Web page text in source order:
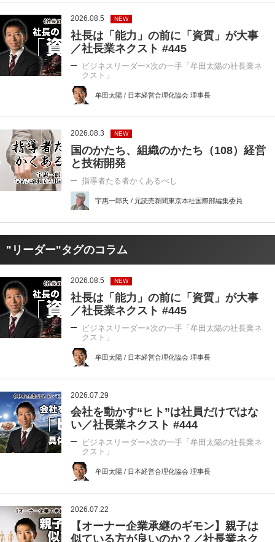
2026.08.5 NEW
社長は「能力」の前に「資質」が大事
／社長業ネクスト #445
ビジネスリーダー×次の一手「牟田太陽の社長業ネ
クスト」
牟田太陽 / 日本経営合理化協会 理事長
2026.08.3 NEW
国のかたち、組織のかたち（108）経営
と技術開発
指導者たる者かくあるべし
宇惠一郎氏 / 元読売新聞東京本社国際部編集委員
"リーダー"タグのコラム
2026.08.5 NEW
社長は「能力」の前に「資質」が大事
／社長業ネクスト #445
ビジネスリーダー×次の一手「牟田太陽の社長業ネ
クスト」
牟田太陽 / 日本経営合理化協会 理事長
2026.07.29
会社を動かす“ヒト”は社員だけではな
い／社長業ネクスト #444
ビジネスリーダー×次の一手「牟田太陽の社長業ネ
クスト」
牟田太陽 / 日本経営合理化協会 理事長
2026.07.22
【オーナー企業承継のギモン】親子は
似ている方が良いのか？／社長業ネク